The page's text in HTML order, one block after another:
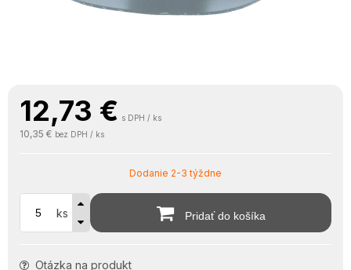
12,73 € s DPH / ks
10,35 € bez DPH / ks
Dodanie 2-3 týždne
ks Pridať do košíka
Otázka na produkt